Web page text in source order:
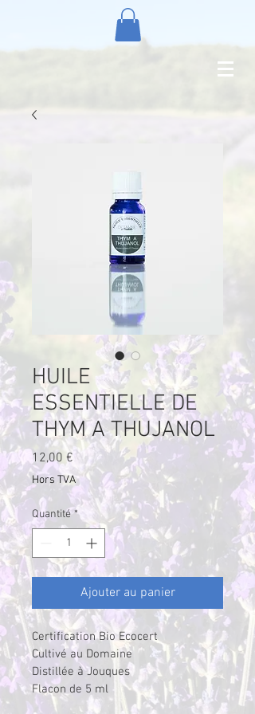
HUILE
ESSENTIELLE DE
THYM A THUJANOL
12,00 € Prix
Hors TVA
Quantité *
Ajouter au panier
Certification Bio Ecocert
Cultivé au Domaine
Distillée à Jouques
Flacon de 5 ml